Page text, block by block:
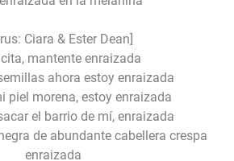
Ciara & Ester Dean]
mantente enraizada
ahora estoy enraizada
piel morena, estoy enraizada
el barrio de mí, enraizada
de abundante cabellera crespa
enraizada